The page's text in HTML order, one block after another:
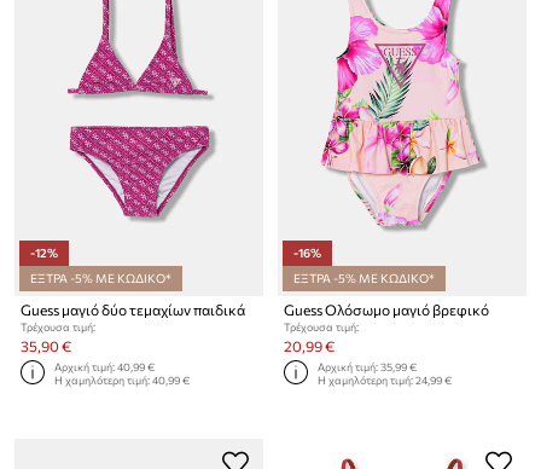
-12%
ΕΞΤΡΑ -5% ΜΕ ΚΩΔΙΚΟ*
Guess μαγιό δύο τεμαχίων παιδικά
Τρέχουσα τιμή:
35,90 €
Αρχική τιμή:40,99 €
Η χαμηλότερη τιμή:40,99 €
-16%
ΕΞΤΡΑ -5% ΜΕ ΚΩΔΙΚΟ*
Guess Ολόσωμο μαγιό βρεφικό
Τρέχουσα τιμή:
20,99 €
Αρχική τιμή:35,99 €
Η χαμηλότερη τιμή:24,99 €